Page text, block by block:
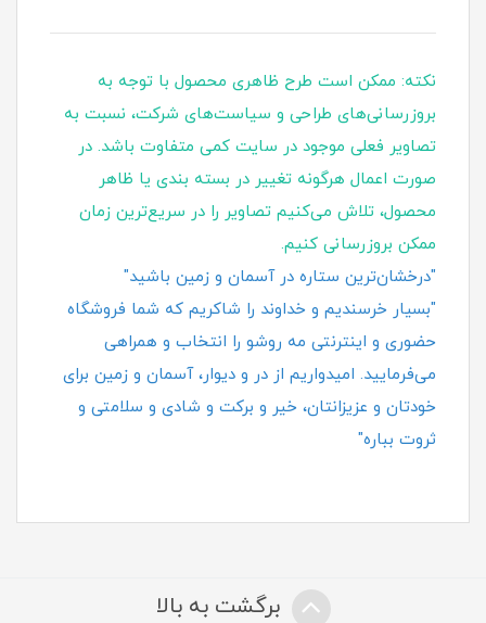
نکته: ممکن است طرح ظاهری محصول با توجه به
بروزرسانی‌های طراحی و سیاست‌های شرکت، نسبت به
تصاویر فعلی موجود در سایت کمی متفاوت باشد. در
صورت اعمال هرگونه تغییر در بسته‌ بندی یا ظاهر
محصول، تلاش می‌کنیم تصاویر را در سریع‌ترین زمان
ممکن بروزرسانی کنیم.
"درخشان‌ترین ستاره در آسمان و زمین باشید"
"بسیار خرسندیم و خداوند را شاکریم که شما فروشگاه
حضوری و اینترنتی مه روشو را انتخاب و همراهی
می‌فرمایید. امیدواریم از در و دیوار، آسمان و زمین برای
خودتان و عزیزانتان، خیر و برکت و شادی و سلامتی و
ثروت بباره"
برگشت به بالا